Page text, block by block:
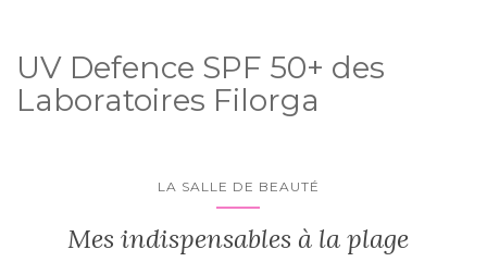
UV Defence SPF 50+ des
Laboratoires Filorga
LA SALLE DE BEAUTÉ
Mes indispensables à la plage